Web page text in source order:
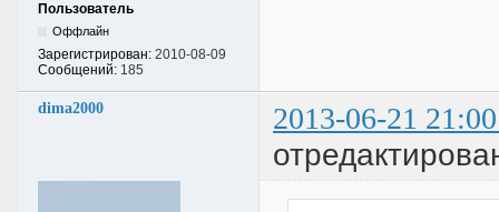
Пользователь
Оффлайн
Зарегистрирован: 2010-08-09
Сообщений: 185
dima2000 2013-06-21